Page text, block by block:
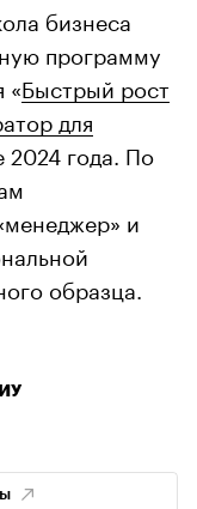
бизнеса
программу
«Быстрый рост
для
2024 года. По
и
образца.